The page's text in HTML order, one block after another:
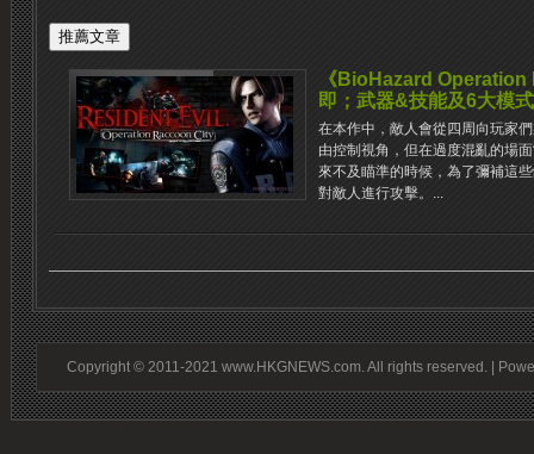
《BioHazard
即；武器&技能及6大模
在本作中，敵人會從四周向玩家
由控制視角，但在過度混亂的場
來不及瞄準的時候，為了彌補這
對敵人進行攻擊。...
Copyright © 2011-2021 www.HKGNEWS.com. All rights reserved. |